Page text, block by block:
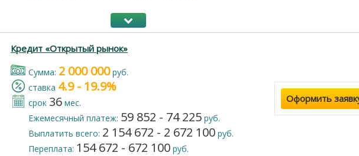
Кредит «Открытый рынок»
Cумма: 2 000 000руб.
cтавка 4.9 - 19.9%
срок 36 мес.
Ежемесячный платеж: 59 852 - 74 225 руб.
Выплатить всего: 2 154 672 - 2 672 100 руб.
Переплата: 154 672 - 672 100 руб.
Оформить